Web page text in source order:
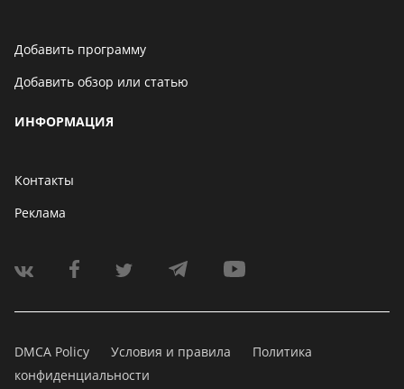
Добавить программу
Добавить обзор или статью
ИНФОРМАЦИЯ
Контакты
Реклама
DMCA Policy Условия и правила
Политика
конфиденциальности